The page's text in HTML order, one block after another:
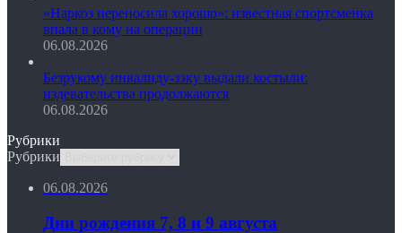
«Наркоз переносила хорошо»: известная спортсменка
впала в кому на операции
06.08.2026
Безрукому инвалиду-зэку выдали костыли:
издевательства продолжаются
06.08.2026
Рубрики
Рубрики
06.08.2026
Дни рождения 7, 8 и 9 августа